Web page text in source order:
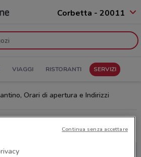
Corbetta - 20011
VIAGGI RISTORANTI SERVIZI
Orari di apertura e Indirizzi
Tempocasa
Continua senza accettare